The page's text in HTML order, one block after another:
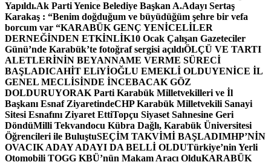
Yapıldı.Ak Parti Yenice Belediye Başkan A.Adayı Sertaş
Karakaş : “Benim doğduğum ve büyüdüğüm şehre bir vefa
borcum var “KARABÜK GENÇ YENİCELİLER
DERNEĞİNDEN ETKİNLİK10 Ocak Çalışan Gazeteciler
Günü’nde Karabük’te fotoğraf sergisi açıldıÖLÇÜ VE TARTI
ALETLERİNİN BEYANNAME VERME SÜRECİ
BAŞLADICAHİT ELiYİOĞLU EMEKLİ OLDUYENİCE İL
GENEL MECLİSİNDE İNCEBACAK GÖZ
DOLDURUYORAK Parti Karabük Milletvekilleri ve İl
Başkanı Esnaf ZiyaretindeCHP Karabük Milletvekili Sanayi
Sitesi Esnafını Ziyaret EttiTopçu Siyaset Sahnesine Geri
DöndüMilli Tekvandocu Kübra Dağlı, Karabük Üniversitesi
Öğrencileri ile BuluştuSEÇİM TAKVİMİ BAŞLADIMHP’NİN
OVACIK ADAY ADAYI DA BELLİ OLDUTürkiye’nin Yerli
Otomobili TOGG KBÜ’nün Makam Aracı OlduKARABÜK